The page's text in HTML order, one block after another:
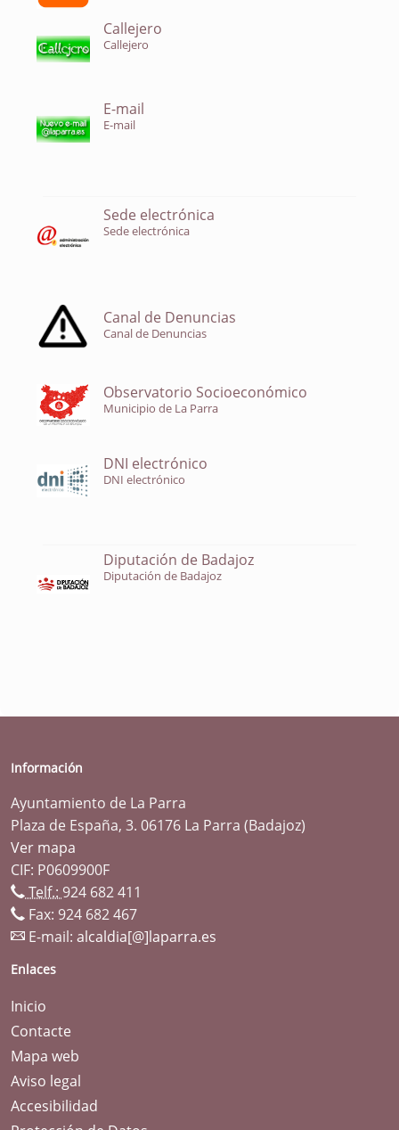
Callejero
Callejero
E-mail
E-mail
Sede electrónica
Sede electrónica
Canal de Denuncias
Canal de Denuncias
Observatorio Socioeconómico
Municipio de La Parra
DNI electrónico
DNI electrónico
Diputación de Badajoz
Diputación de Badajoz
Información
Ayuntamiento de La Parra
Plaza de España, 3. 06176 La Parra (Badajoz)
Ver mapa
CIF: P0609900F
Telf.: 924 682 411
Fax: 924 682 467
E-mail: alcaldia[@]laparra.es
Enlaces
Inicio
Contacte
Mapa web
Aviso legal
Accesibilidad